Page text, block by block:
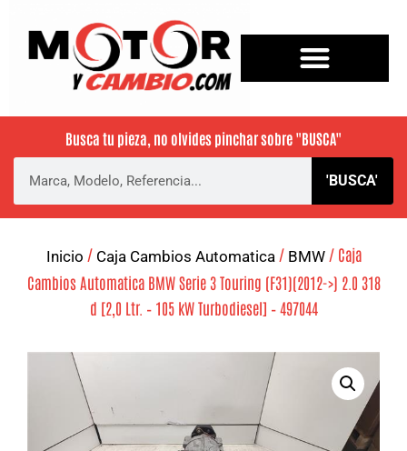
Busca tu pieza, no olvides pinchar sobre "BUSCA"
'BUSCA'
Inicio / Caja Cambios Automatica / BMW/ Caja
Cambios Automatica BMW Serie 3 Touring (F31)(2012->) 2.0 318
d [2,0 Ltr. – 105 kW Turbodiesel] – 497044